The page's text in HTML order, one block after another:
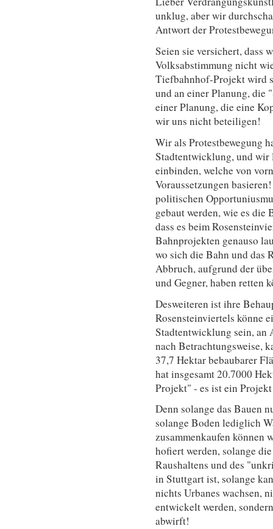
unklug, aber wir
Antwort der
Seien sie versichert, dass
Volksabstimmung nicht
Tiefbahnhof-Projekt wird
und an einer Planung, die
einer Planung, die eine
wir uns nicht beteiligen!
Wir als Protestbewegung
Stadtentwicklung, und wir
einbinden, welche von
Voraussetzungen
politischen
gebaut werden, wie es die
dass es beim
Bahnprojekten genauso
wo sich die Bahn und das
Abbruch, aufgrund der
und Gegner, haben retten
Desweiteren ist ihre
Rosensteinviertels könne
Stadtentwicklung sein,
nach Betrachtungsweise,
37,7 Hektar bebaubarer
hat insgesamt 20.7000
Projekt" - es ist ein
Denn solange das Bauen
solange Boden lediglich
zusammenkaufen können
hofiert werden, solange
Raushaltens und des
in Stuttgart ist, solange
nichts Urbanes wachsen,
entwickelt werden,
abwirft!